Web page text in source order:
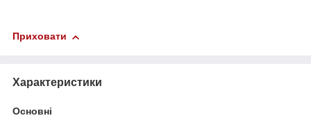
Приховати
Характеристики
Основні